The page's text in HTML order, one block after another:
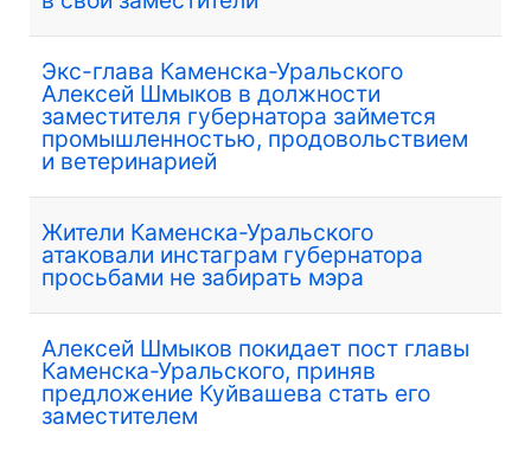
Экс-глава Каменска-Уральского
Алексей Шмыков в должности
заместителя губернатора займется
промышленностью, продовольствием
и ветеринарией
Жители Каменска-Уральского
атаковали инстаграм губернатора
просьбами не забирать мэра
Алексей Шмыков покидает пост главы
Каменска-Уральского, приняв
предложение Куйвашева стать его
заместителем